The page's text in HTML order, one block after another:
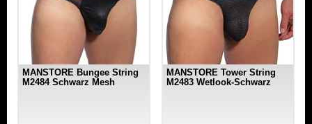
MANSTORE Bungee String
M2484 Schwarz Mesh
MANSTORE Tower String
M2483 Wetlook-Schwarz